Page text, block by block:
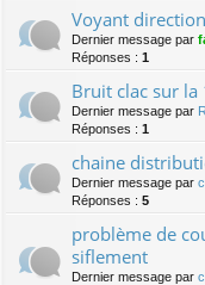
Voyant
Dernier message par
Réponses : 1
Bruit clac sur la
Dernier message par
Réponses : 1
chaine
Dernier message par
Réponses : 5
problème de
siflement
Dernier message par